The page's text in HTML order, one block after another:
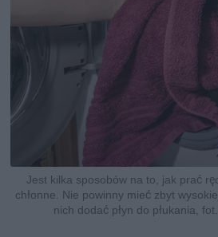
Jest kilka sposobów na to, jak prać
chłonne. Nie powinny mieć zbyt
nich dodać płyn do płukania,